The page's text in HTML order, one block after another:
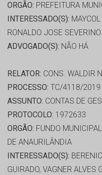
ORGÃO: PREFEITURA
INTERESSADO(S):
RONALDO JOSE
ADVOGADO(S): NÃO HÁ
RELATOR: CONS. WALDIR
PROCESSO: TC/4118/2019
ASSUNTO: CONTAS DE
PROTOCOLO: 1972633
ORGÃO: FUNDO
DE ANAURILÂNDIA
INTERESSADO(S):
GUIRADO, VAGNER ALVES